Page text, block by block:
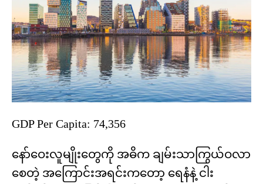
GDP Per Capita: 74,356
နော်ဝေးလူမျိုးတွေကို အဓိက ချမ်းသာကြွယ်ဝလာ
စေတဲ့ အကြောင်းအရင်းကတော့ ရေနံနဲ့ ငါး